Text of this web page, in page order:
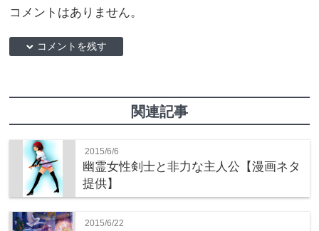
コメントはありません。
down コメントを残す
関連記事
2015/6/6
幽霊女性剣士と非力な主人公【漫画ネタ
提供】
2015/6/22